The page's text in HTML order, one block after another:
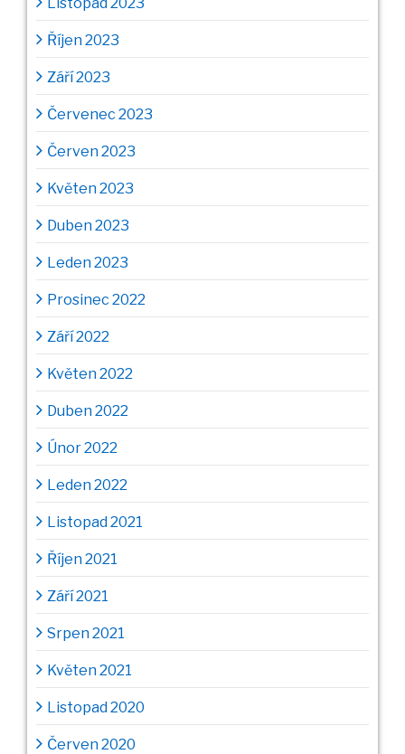
Říjen 2023
Září 2023
Červenec 2023
Červen 2023
Květen 2023
Duben 2023
Leden 2023
Prosinec 2022
Září 2022
Květen 2022
Duben 2022
Únor 2022
Leden 2022
Listopad 2021
Říjen 2021
Září 2021
Srpen 2021
Květen 2021
Listopad 2020
Červen 2020